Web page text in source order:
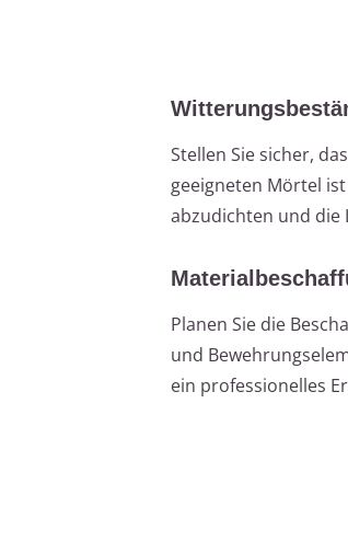
Stellen Sie sicher,
geeigneten Mörtel
abzudichten und die
Planen Sie die
und
ein professionelles